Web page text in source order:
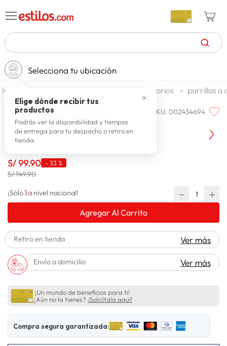
TÉRMINOS MÁS BUSCADOS
1.
2. celulares
3. zapatillas hombre
4. moda
6 . tv
8. terrex
9. spiderman
10. lavadora
Selecciona tu ubicación
✕
Elige dónde recibir tus
productos
Podrás ver la disponibilidad y tiempos
de entrega para tu despacho o retiro en
tienda.
jardin y terraza parrillas y accesorios parrillas a
MR GRILL SKU:002434694
Mr Grill Parrilla Grill Con Madera
S/99.90 - 33 %
S/ 149.90
¡Sólo1a nivel nacional! ＋
－
Agregar Al Carrito
Retiro en tienda Ver más
Envío a domicilio Ver más
¡Un mundo de beneficios para ti!
¿Aún no la tienes? ¡Solicítala aquí!
Compra segura garantizada: